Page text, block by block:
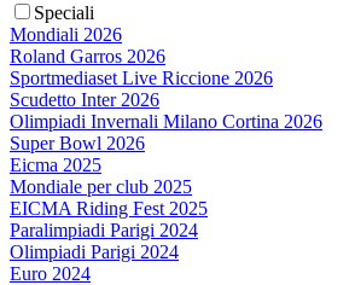
Speciali
Mondiali 2026
Roland Garros 2026
Sportmediaset Live Riccione 2026
Scudetto Inter 2026
Olimpiadi Invernali Milano Cortina 2026
Super Bowl 2026
Eicma 2025
Mondiale per club 2025
EICMA Riding Fest 2025
Paralimpiadi Parigi 2024
Olimpiadi Parigi 2024
Euro 2024